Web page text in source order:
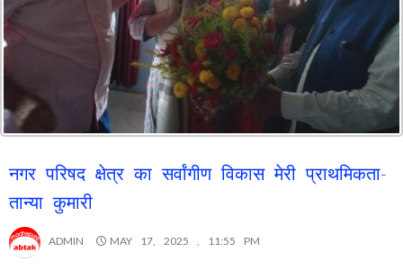
नगर परिषद क्षेत्र का सर्वांगीण विकास मेरी प्राथमिकता-
तान्या कुमारी
ADMIN MAY 17, 2025 , 11:55 PM